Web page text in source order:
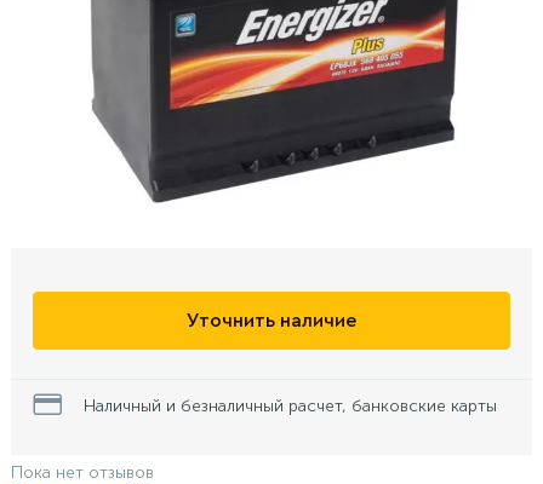
Уточнить наличие
Наличный и безналичный расчет, банковские карты
Пока нет отзывов